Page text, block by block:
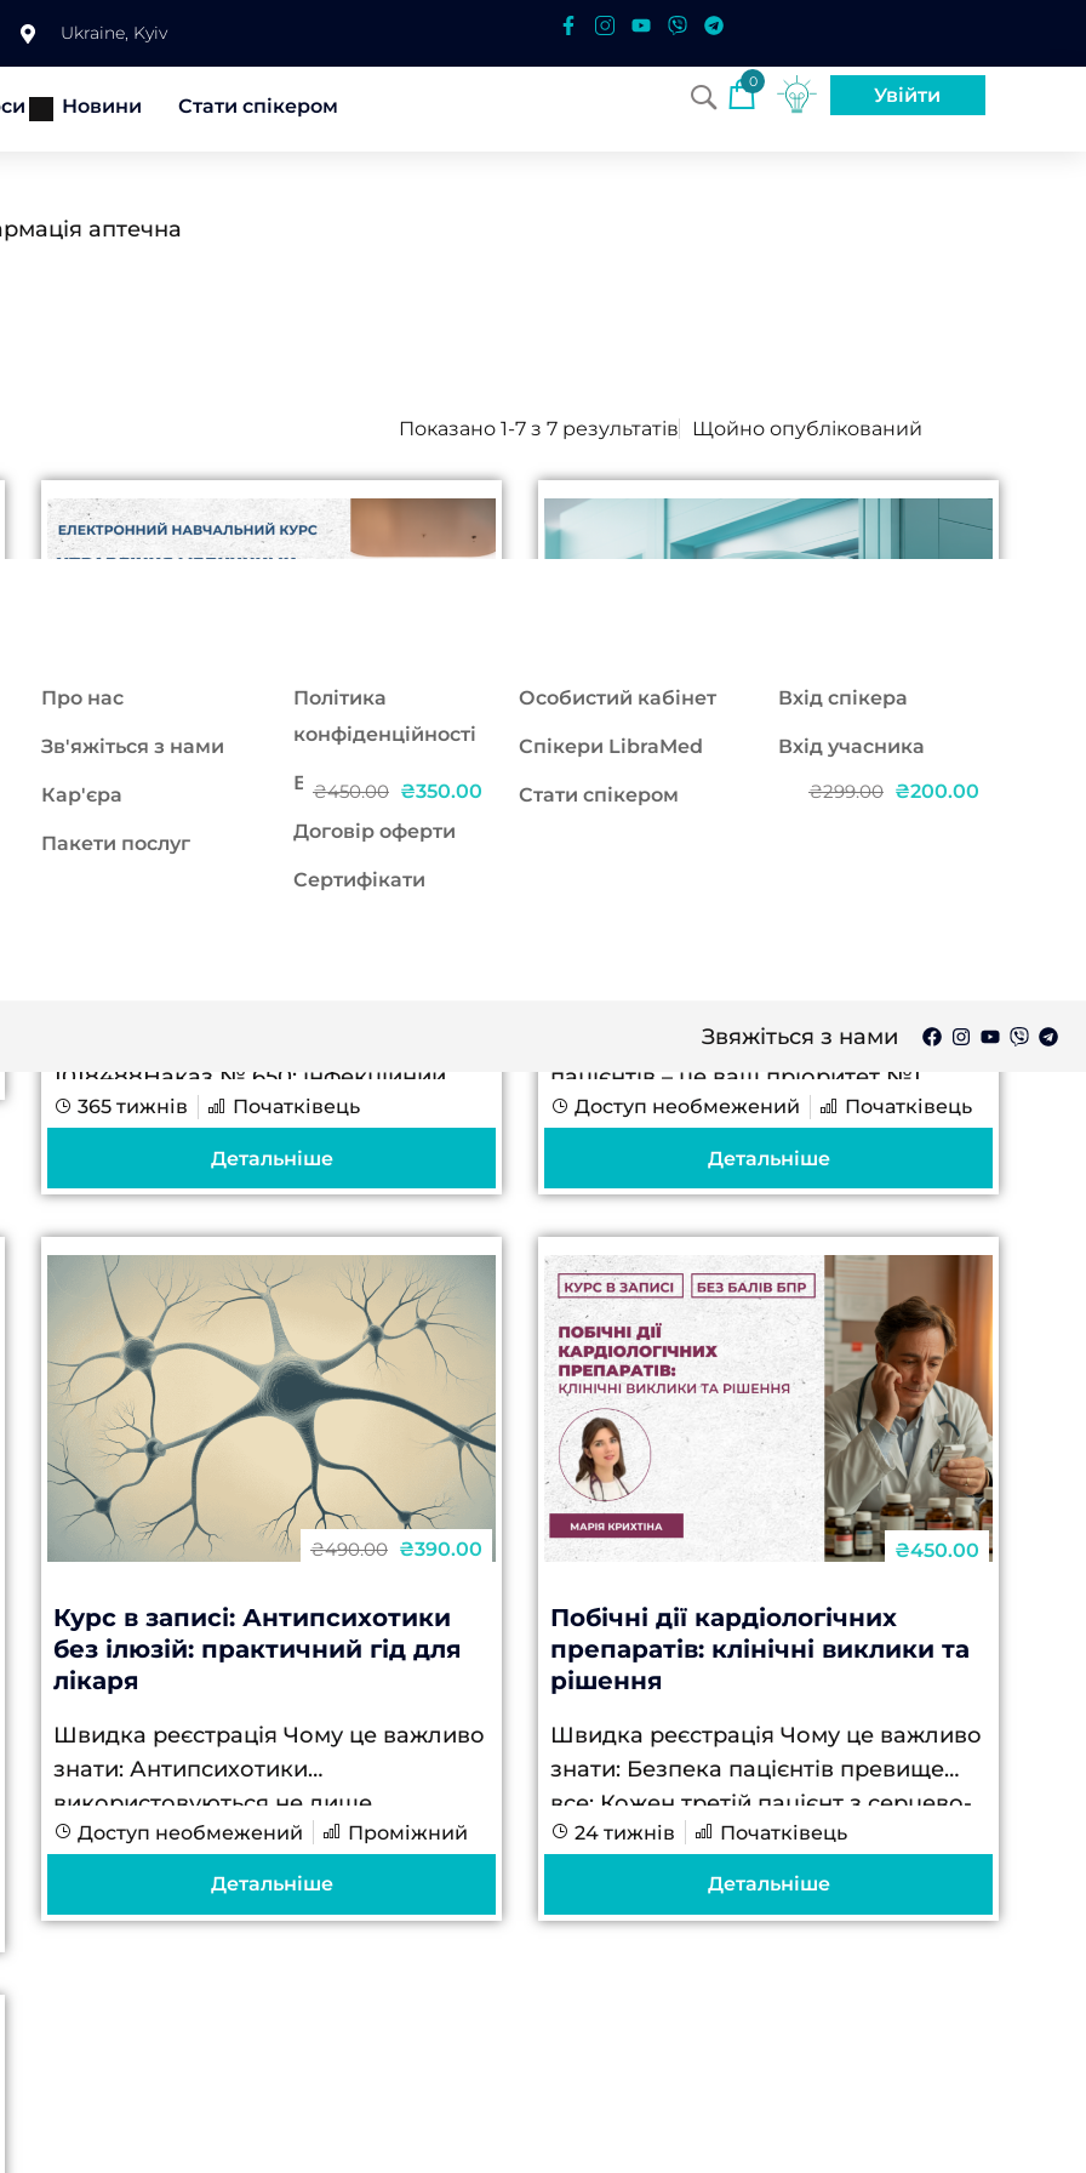
Ukraine, Kyiv
Новини Стати спікером
0
Увійти
аптечна
Показано 1-7 з 7 результатів
₴450.00 ₴350.00
ЕНК: Управління медичними
відходами в ЗОЗ.Нові правила
1018488Наказ № 650: інфекційний
контроль Чому це важливо знати
фахівцю закладу охорони здоров’я
365 тижнів Початківець
Детальніше
₴299.00 ₴200.00
важливо знати: Безпека персоналу та
пацієнтів – це ваш пріоритет №1
Щодня медичні працівники
стикаються з потенційно
Доступ необмежений Початківець
Детальніше
₴490.00 ₴390.00
Курс в записі: Антипсихотики
без ілюзій: практичний гід для
лікаря
Швидка реєстрація Чому це важливо
знати: Антипсихотики
використовуються не лише
психіатрами — їх призначають
неврологи, сімейні лікарі, педіатри,
Доступ необмежений Проміжний
Детальніше
₴450.00
Побічні дії кардіологічних
препаратів: клінічні виклики та
рішення
Швидка реєстрація Чому це важливо
знати: Безпека пацієнтів превище
все: Кожен третій пацієнт з серцево-
судинними захворюваннями відчуває
побічні ефекти від кардіопрепаратів.
24 тижнів Початківець
Детальніше
Про нас
Зв'яжіться з нами
Кар'єра
Пакети послуг
Політика
конфіденційності
БПР
Договір оферти
Сертифікати
Особистий кабінет
Спікери LibraMed
Стати спікером
Вхід спікера
Вхід учасника
Звяжіться з нами